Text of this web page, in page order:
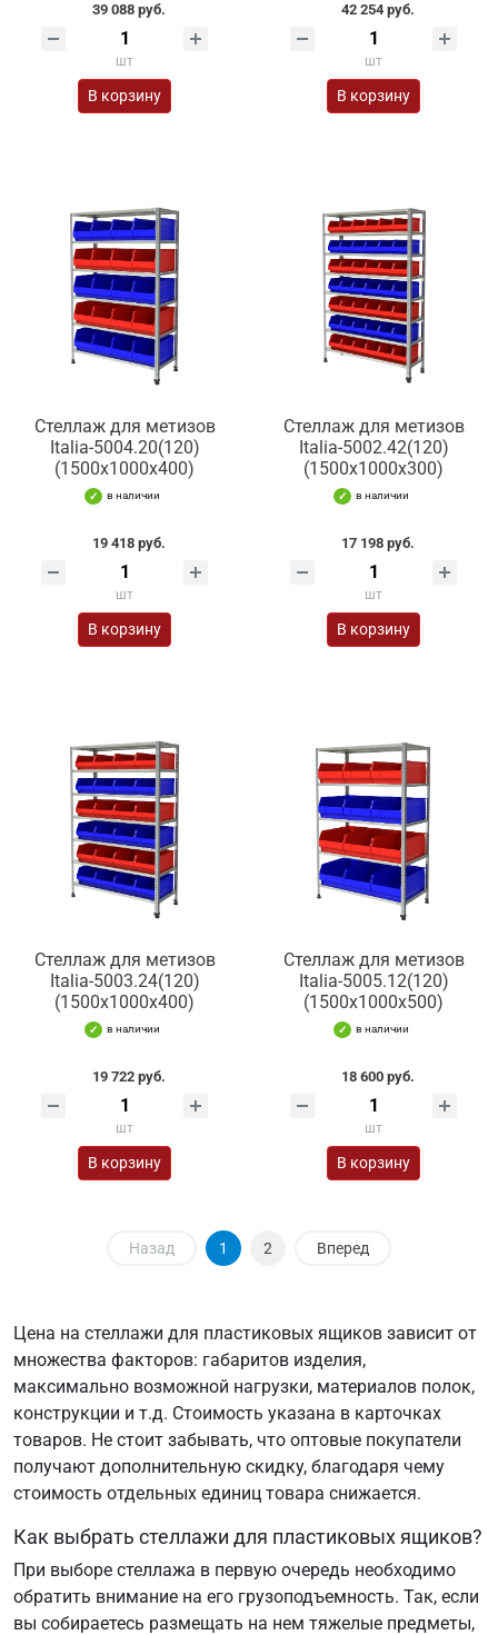
39 088 руб.
шт
В корзину
42 254 руб.
шт
В корзину
Стеллаж для метизов
Italia-5004.20(120)
(1500х1000х400)
в наличии
19 418 руб.
шт
В корзину
Стеллаж для метизов
Italia-5002.42(120)
(1500х1000х300)
в наличии
17 198 руб.
шт
В корзину
Стеллаж для метизов
Italia-5003.24(120)
(1500х1000х400)
в наличии
19 722 руб.
шт
В корзину
Стеллаж для метизов
Italia-5005.12(120)
(1500х1000х500)
в наличии
18 600 руб.
шт
В корзину
Назад 1 2 Вперед
Цена на стеллажи для пластиковых ящиков зависит от
множества факторов: габаритов изделия,
максимально возможной нагрузки, материалов полок,
конструкции и т.д. Стоимость указана в карточках
товаров. Не стоит забывать, что оптовые покупатели
получают дополнительную скидку, благодаря чему
стоимость отдельных единиц товара снижается.
Как выбрать стеллажи для пластиковых ящиков?
При выборе стеллажа в первую очередь необходимо
обратить внимание на его грузоподъемность. Так, если
вы собираетесь размещать на нем тяжелые предметы,